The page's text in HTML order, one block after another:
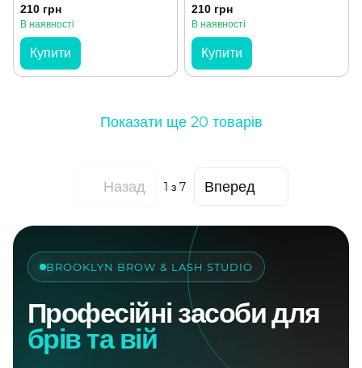
Collagen №01 Light
Brown 15 мл
210 грн
В наявності
Купити
Collagen №02 Warm
Brown 15 мл
210 грн
В наявності
Купити
Показати ще 20 товарів
Назад 1 з 7 Вперед
BROOKLYN BROW & LASH STUDIO
Професійні засоби для
брів та вій